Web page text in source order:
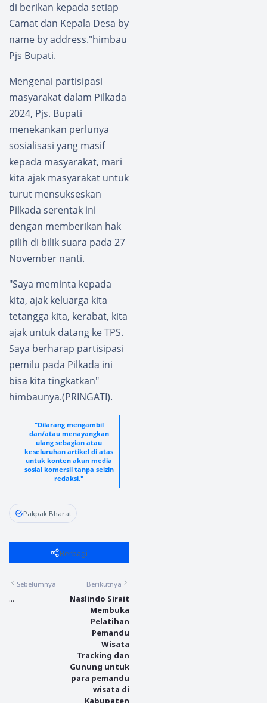
di berikan kepada setiap
Camat dan Kepala Desa by
name by address."himbau
Pjs Bupati.
Mengenai partisipasi
masyarakat dalam Pilkada
2024, Pjs. Bupati
menekankan perlunya
sosialisasi yang masif
kepada masyarakat, mari
kita ajak masyarakat untuk
turut mensukseskan
Pilkada serentak ini
dengan memberikan hak
pilih di bilik suara pada 27
November nanti.
"Saya meminta kepada
kita, ajak keluarga kita
tetangga kita, kerabat, kita
ajak untuk datang ke TPS.
Saya berharap partisipasi
pemilu pada Pilkada ini
bisa kita tingkatkan"
himbaunya.(PRINGATI).
"Dilarang mengambil
dan/atau menayangkan
ulang sebagian atau
keseluruhan artikel di atas
untuk konten akun media
sosial komersil tanpa seizin
redaksi."
Pakpak Bharat
Berbagi
Sebelumnya
...
Berikutnya
Naslindo Sirait
Membuka
Pelatihan
Pemandu
Wisata
Tracking dan
Gunung untuk
para pemandu
wisata di
Kabupaten